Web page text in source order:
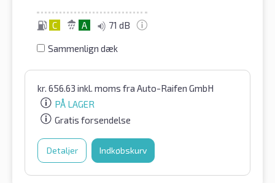
C A 71 dB
Sammenlign dæk
kr. 656.63 inkl. moms fra Auto-Raifen GmbH
PÅ LAGER
Gratis forsendelse
Detaljer Indkøbskurv